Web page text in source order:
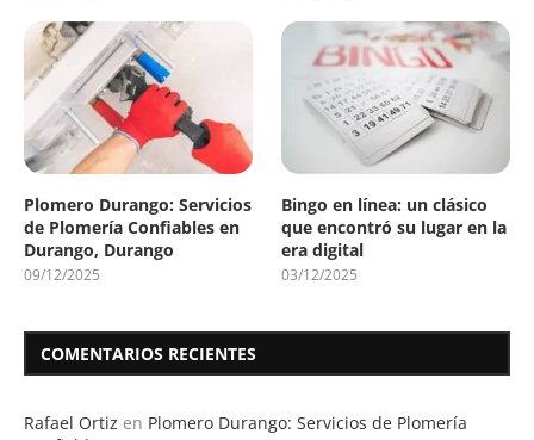
Plomero Durango: Servicios
de Plomería Confiables en
Durango, Durango
09/12/2025
Bingo en línea: un clásico
que encontró su lugar en la
era digital
03/12/2025
COMENTARIOS RECIENTES
Rafael Ortiz en Plomero Durango: Servicios de Plomería